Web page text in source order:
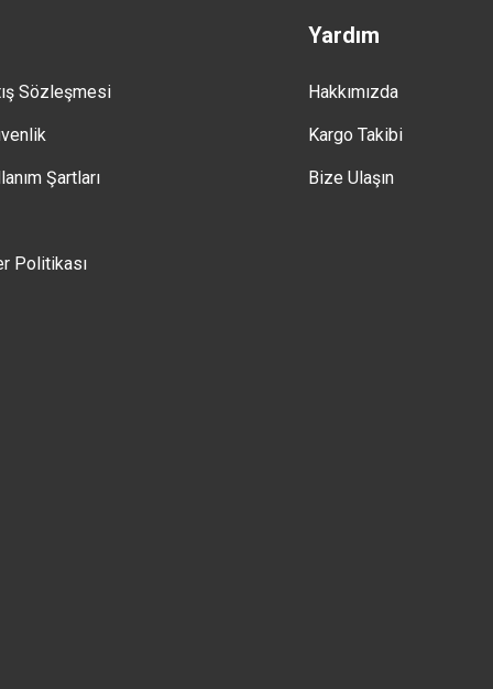
Sözleşmesi
Şartları
Politikası
Yardım
Hakkımızda
Kargo Takibi
Bize Ulaşın